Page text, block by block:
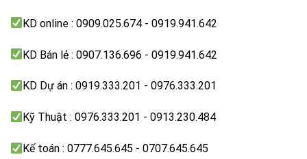
KD online : 0909.025.674 - 0919.941.642
KD Bán lẻ : 0907.136.696 - 0919.941.642
KD Dự án : 0919.333.201 - 0976.333.201
Kỹ Thuật : 0976.333.201 - 0913.230.484
Kế toán : 0777.645.645 - 0707.645.645